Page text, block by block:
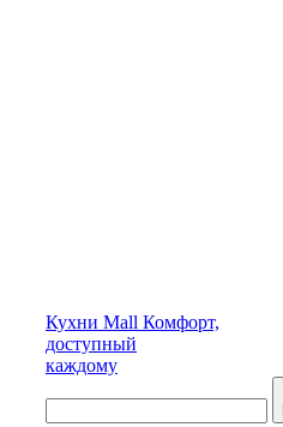
Кухни Mall Комфорт,
доступный
каждому